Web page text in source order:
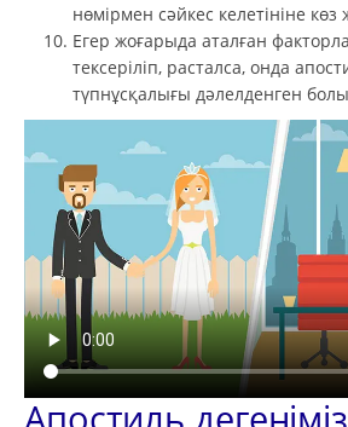
нөмірмен сәйкес келетініне көз
Егер жоғарыда аталған
тексеріліп, расталса, онда
түпнұсқалығы дәлелденген